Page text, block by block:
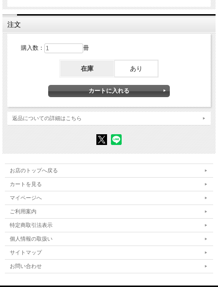
増補新版にあたって
初版まえがき
第Ⅰ部 日記にみる家族生活と子育て
第一章 近世前期、奥会津農村の家族生活と子育て――角田藤左衛門の日記『萬事
第二章 幕末期、播州農村の家族生活と子育て
第Ⅱ部 子返し・堕胎・捨子・貰子――子どもの生命と政治
料を手がかりに
第四章 教諭活動と習俗の相剋――子育て教諭書『子孫繁盛手引草』『子そだての
第五章 捨子養育と貰子――子どもの労働力と生命の重み
第Ⅲ部 儀礼と文学にみる家族関係――愛着と放任の諸相
第六章 生育儀礼の諸類型と子ども期の概念
を手がかりに
終章 近世農村の子育て文化からのメッセージ
初版あとがき
「求子」と避妊の社会史――近世前期東北農民の性愛と家族関係
近世中・後期会津農村にみるセクシュアリティ――産科医と性愛文学についての覚
書
初出一覧
図表・史料一覧
注文
購入数： 冊
在庫 あり
返品についての詳細はこちら
お店のトップへ戻る
カートを見る
マイページへ
ご利用案内
特定商取引法表示
個人情報の取扱い
サイトマップ
お問い合わせ